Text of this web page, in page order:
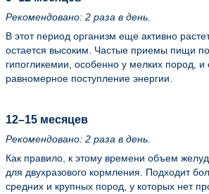
Рекомендовано: 2 раза в день.
В этот период организм еще активно
остается высоким. Частые приемы пищи
гипогликемии, особенно у мелких пород, и
равномерное поступление энергии.
12–15 месяцев
Рекомендовано: 2 раза в день.
Как правило, к этому времени объем
для двухразового кормления. Подходит
средних и крупных пород, у которых нет